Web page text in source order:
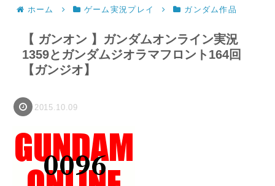
ホーム ゲーム実況プレイ ガンダム作品
【 ガンオン 】ガンダムオンライン実況
1359とガンダムジオラマフロント164回
【ガンジオ】
2015.10.09